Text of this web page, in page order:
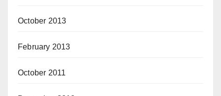
October 2013
February 2013
October 2011